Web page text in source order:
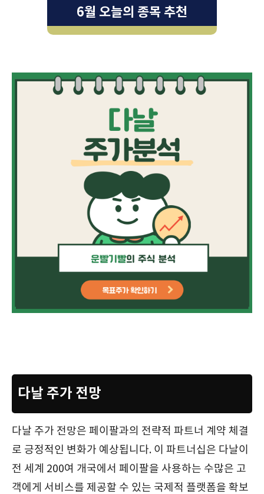
6월 오늘의 종목 추천
다날 주가 전망
다날 주가 전망은 페이팔과의 전략적 파트너 계약 체결
로 긍정적인 변화가 예상됩니다. 이 파트너십은 다날이
전 세계 200여 개국에서 페이팔을 사용하는 수많은 고
객에게 서비스를 제공할 수 있는 국제적 플랫폼을 확보